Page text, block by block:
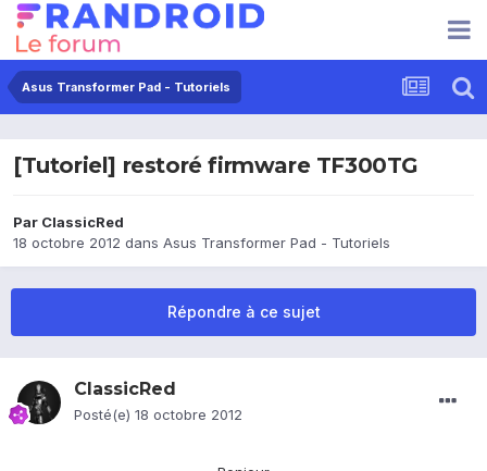
Asus Transformer Pad - Tutoriels
[Tutoriel] restoré firmware TF300TG
Par ClassicRed
18 octobre 2012 dans Asus Transformer Pad - Tutoriels
Répondre à ce sujet
ClassicRed
Posté(e) 18 octobre 2012